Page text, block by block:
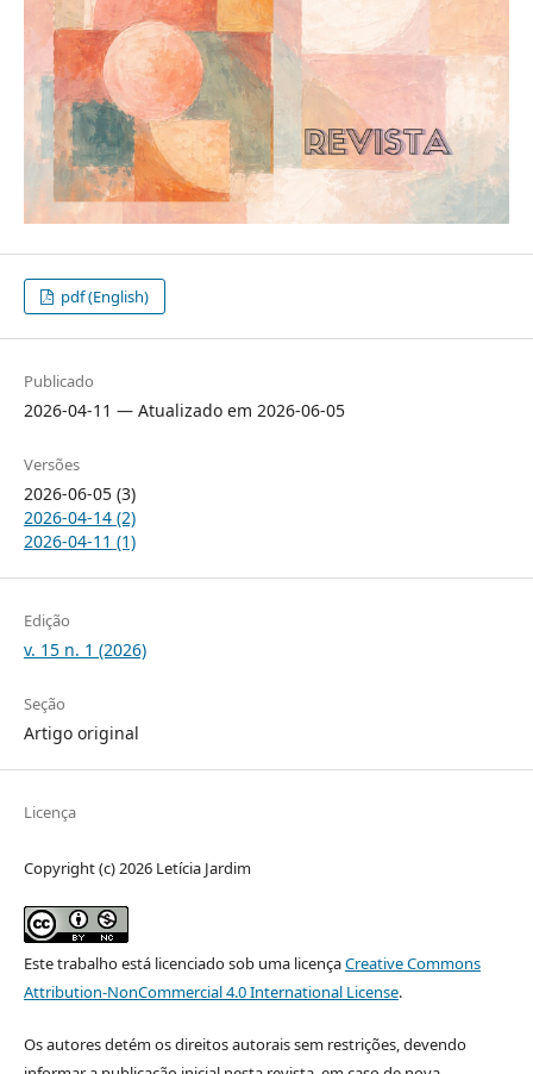
pdf (English)
Publicado
2026-04-11 — Atualizado em 2026-06-05
Versões
2026-06-05 (3)
2026-04-14 (2)
2026-04-11 (1)
Edição
v. 15 n. 1 (2026)
Seção
Artigo original
Licença
Copyright (c) 2026 Letícia Jardim
Este trabalho está licenciado sob uma licençaCreative Commons
Attribution-NonCommercial 4.0 International License.
Os autores detém os direitos autorais sem restrições, devendo